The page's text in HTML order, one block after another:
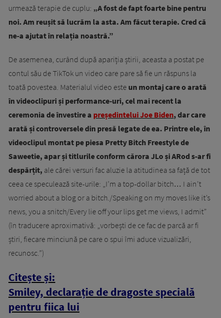
urmează terapie de cuplu: „A fost de fapt foarte bine pentru
noi. Am reușit să lucrăm la asta. Am făcut terapie. Cred că
ne-a ajutat în relația noastră.”
De asemenea, curând după apariția știrii, aceasta a postat pe
contul său de TikTok un video care pare să fie un răspuns la
toată povestea. Materialul video este un montaj care o arată
în videoclipuri și performance-uri, cel mai recent la
ceremonia de învestire a președintelui Joe Biden, dar care
arată și controversele din presă legate de ea. Printre ele, în
videoclipul montat pe piesa Pretty Bitch Freestyle de
Saweetie, apar și titlurile conform cărora JLo și ARod s-ar fi
despărțit, ale cărei versuri fac aluzie la atitudinea sa față de tot
ceea ce speculează site-urile: „I’m a top-dollar bitch… I ain’t
worried about a blog or a bitch./Speaking on my moves like it’s
news, you a snitch/Every lie off your lips get me views, I admit”
(în traducere aproximativă: „vorbești de ce fac de parcă ar fi
știri, fiecare minciună pe care o spui îmi aduce vizualizări,
recunosc.”)
Citește și:
Smiley, declarație de dragoste specială
pentru fiica lui